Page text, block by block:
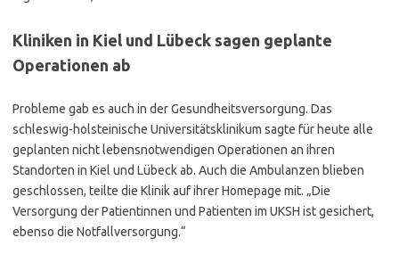
Kliniken in Kiel und Lübeck sagen geplante
Operationen ab
Probleme gab es auch in der Gesundheitsversorgung. Das
schleswig-holsteinische Universitätsklinikum sagte für heute alle
geplanten nicht lebensnotwendigen Operationen an ihren
Standorten in Kiel und Lübeck ab. Auch die Ambulanzen blieben
geschlossen, teilte die Klinik auf ihrer Homepage mit. „Die
Versorgung der Patientinnen und Patienten im UKSH ist gesichert,
ebenso die Notfallversorgung.“